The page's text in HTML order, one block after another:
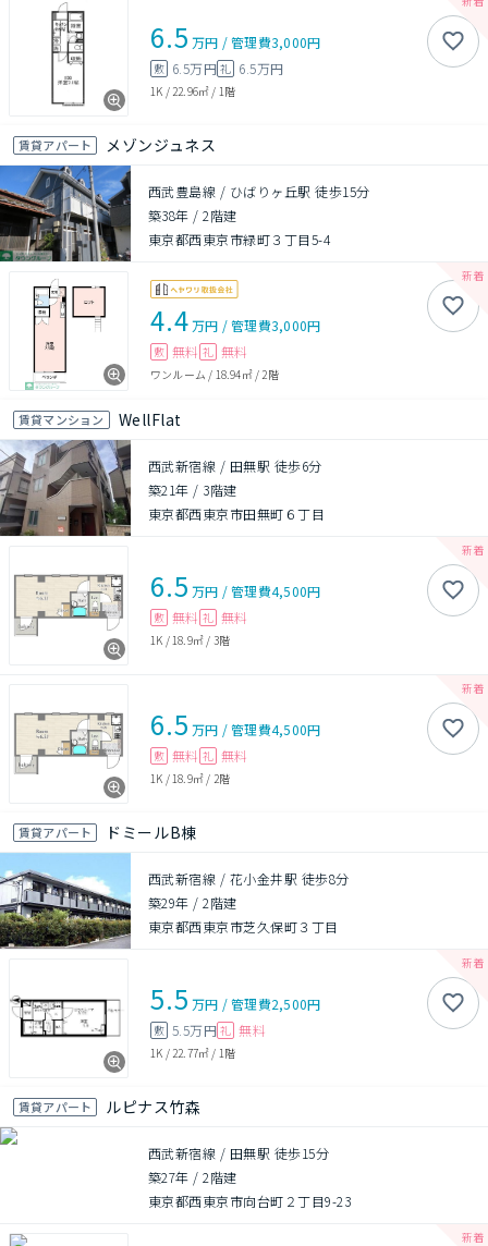
6.5 万円 /管理費3,000円
敷 6.5万円礼 6.5万円
1K / 22.96㎡ / 1階
賃貸アパート メゾンジュネス
西武豊島線 / ひばりヶ丘駅 徒歩15分
築38年 /2階建
東京都西東京市緑町３丁目5-4
4.4万円 /管理費3,000円
敷 無料 礼 無料
ワンルーム / 18.94㎡/2階
賃貸マンション WellFlat
西武新宿線 / 田無駅 徒歩6分
築21年 / 3階建
東京都西東京市田無町６丁目
6.5 万円 /管理費4,500円
敷 無料 礼 無料
1K / 18.9㎡ / 3階
6.5 万円 /管理費4,500円
敷 無料 礼 無料
1K / 18.9㎡ / 2階
賃貸アパート ドミールB棟
西武新宿線 / 花小金井駅 徒歩8分
築29年 /2階建
東京都西東京市芝久保町３丁目
5.5 万円 /管理費2,500円
敷 5.5万円 礼 無料
1K / 22.77㎡ / 1階
賃貸アパート ルピナス竹森
西武新宿線 / 田無駅 徒歩15分
築27年 /2階建
東京都西東京市向台町２丁目9-23